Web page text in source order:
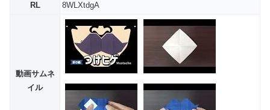
RL
8WLXtdgA
動画サムネ
イル